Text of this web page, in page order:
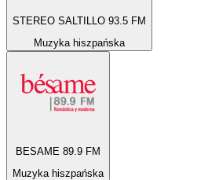
STEREO SALTILLO 93.5 FM
Muzyka hiszpańska
BESAME 89.9 FM
Muzyka hiszpańska